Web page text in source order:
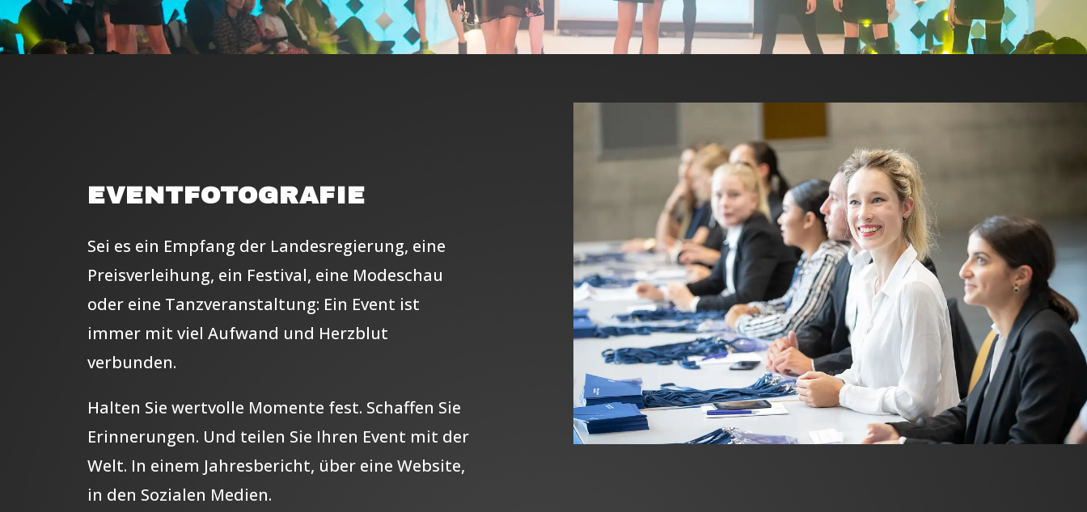
EVENTFOTOGRAFIE
Sei es ein Empfang der Landesregierung, eine
Preisverleihung, ein Festival, eine Modeschau
oder eine Tanzveranstaltung: Ein Event ist
immer mit viel Aufwand und Herzblut
verbunden.
Halten Sie wertvolle Momente fest. Schaffen Sie
Erinnerungen. Und teilen Sie Ihren Event mit der
Welt. In einem Jahresbericht, über eine Website,
in den Sozialen Medien.